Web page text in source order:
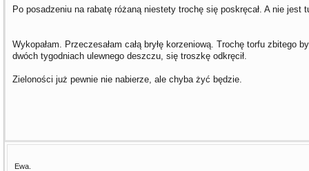
Po posadzeniu na rabatę różaną niestety trochę się poskręcał. A nie jest
Wykopałam. Przeczesałam całą bryłę korzeniową. Trochę torfu zbitego
dwóch tygodniach ulewnego deszczu, się troszkę odkręcił.
Zieloności już pewnie nie nabierze, ale chyba żyć będzie.
Ewa.